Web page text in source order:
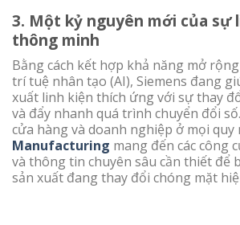
3. Một kỷ nguyên mới của sự
thông minh
Bằng cách kết hợp khả năng mở
trí tuệ nhân tạo (AI), Siemens đang
xuất linh kiện thích ứng với sự thay
và đẩy nhanh quá trình chuyển đổi
cửa hàng và doanh nghiệp ở mọi quy
Manufacturing mang đến các công
và thông tin chuyên sâu cần thiết để
sản xuất đang thay đổi chóng mặt